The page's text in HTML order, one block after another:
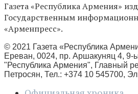
Газета «Республика Армения»
Государственным
«Арменпресс».
© 2021 Газета «Республика
Ереван, 0024, пр. Аршакуняц 4, 9-
"Республика Армения", Главный
Петросян, Тел.: +374 10 545700,